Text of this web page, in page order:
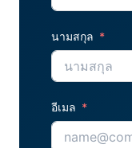
นามสกุล
อีเมล